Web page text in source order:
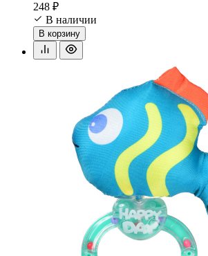
248 ₽
В наличии
В корзину